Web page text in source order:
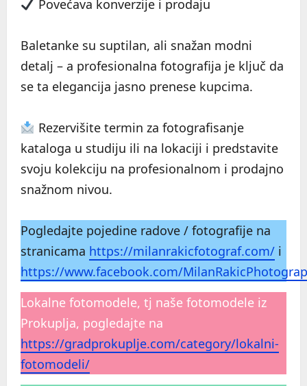
Povećava konverzije i prodaju
Baletanke su suptilan, ali snažan modni
detalj – a profesionalna fotografija je ključ da
se ta elegancija jasno prenese kupcima.
Rezervišite termin za fotografisanje
kataloga u studiju ili na lokaciji i predstavite
svoju kolekciju na profesionalnom i prodajno
snažnom nivou.
Pogledajte pojedine radove / fotografije na
stranicama https://milanrakicfotograf.com/ i
https://www.facebook.com/
Lokalne fotomodele, tj naše fotomodele iz
Prokuplja, pogledajte na
https://gradprokuplje.com/category/lokalni-
fotomodeli/